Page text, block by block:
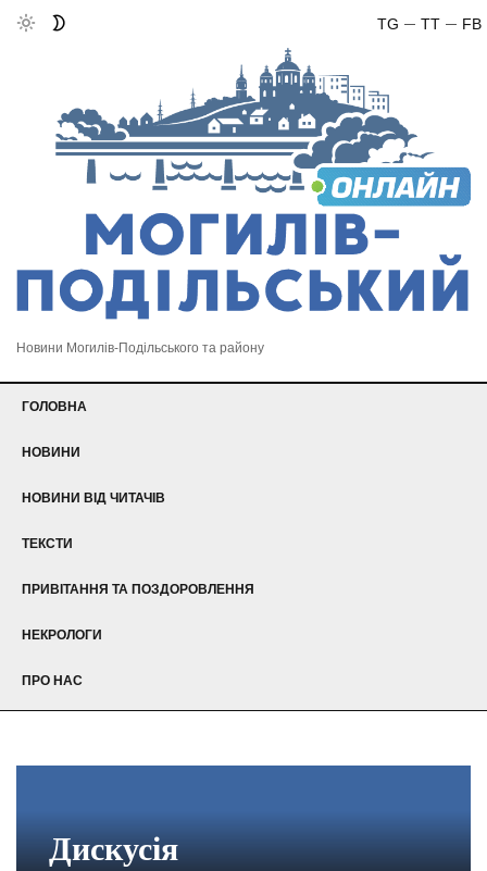
FB
TT
TG
Новини Могилів-Подільського та району
ГОЛОВНА
НОВИНИ
НОВИНИ ВІД ЧИТАЧІВ
ТЕКСТИ
ПРИВІТАННЯ ТА ПОЗДОРОВЛЕННЯ
НЕКРОЛОГИ
ПРО НАС
Дискусія